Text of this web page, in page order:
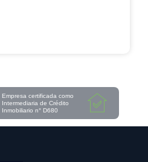
Empresa certificada como
Intermediaria de Crédito
Inmobiliario n° D680